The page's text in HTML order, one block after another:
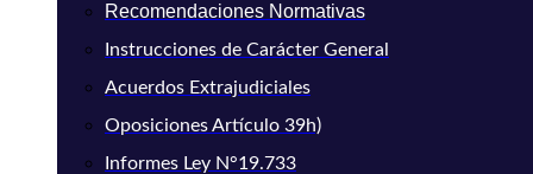
Recomendaciones Normativas
Instrucciones de Carácter General
Acuerdos Extrajudiciales
Oposiciones Artículo 39h)
Informes Ley N°19.733